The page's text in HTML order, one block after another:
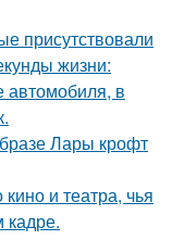
присутствовали
жизни:
автомобиля, в
Лары крофт
и театра, чья
кадре.